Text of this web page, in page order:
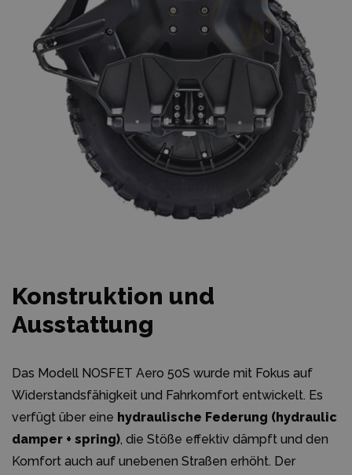
Konstruktion und
Ausstattung
Das Modell NOSFET Aero 50S wurde mit Fokus auf
Widerstandsfähigkeit und Fahrkomfort entwickelt. Es
verfügt über eine hydraulische Federung (hydraulic
damper + spring), die Stöße effektiv dämpft und den
Komfort auch auf unebenen Straßen erhöht. Der